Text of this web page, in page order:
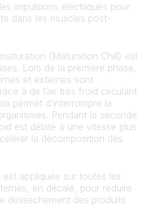
impulsions électriques pour
dans les muscles post-
(Maturation Chill) est
Lors de la première phase,
et externes sont
à de l’air très froid circulant
permet d’interrompre la
Pendant la seconde
est débité à une vitesse plus
la décomposition des
est appliquée sur toutes les
en décalé, pour réduire
dessèchement des produits